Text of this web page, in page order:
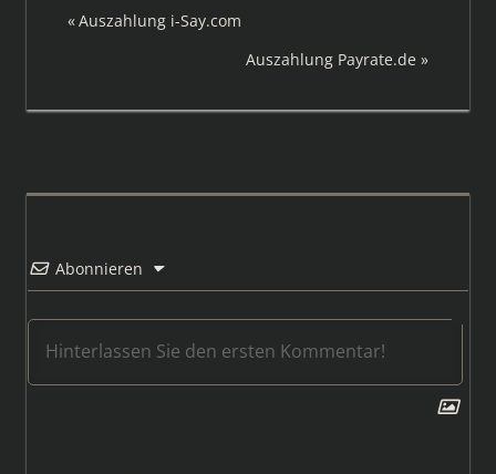
Beitragsnavigation
Vorheriger
Auszahlung i-Say.com
Nächster
Auszahlung Payrate.de
Abonnieren